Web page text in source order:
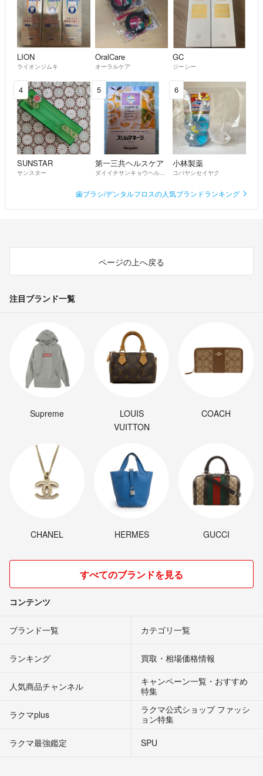
LION
ライオンジムキ
OralCare
オーラルケア
GC
ジーシー
4
SUNSTAR
サンスター
5
第一三共ヘルスケア
ダイイチサンキョウヘルスケア
6
小林製薬
コバヤシセイヤク
歯ブラシ/デンタルフロスの人気ブランドランキング
ページの上へ戻る
注目ブランド一覧
Supreme
LOUIS
VUITTON
COACH
CHANEL HERMES GUCCI
すべてのブランドを見る
コンテンツ
ブランド一覧 カテゴリ一覧
ランキング 買取・相場価格情報
人気商品チャンネル
キャンペーン一覧・おすすめ
特集
ラクマplus
ラクマ公式ショップ ファッシ
ョン特集
ラクマ最強鑑定
SPU